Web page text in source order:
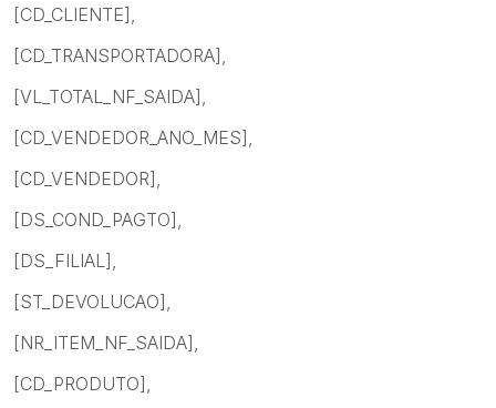
[CD_CLIENTE],
[CD_TRANSPORTADORA],
[VL_TOTAL_NF_SAIDA],
[CD_VENDEDOR_ANO_MES],
[CD_VENDEDOR],
[DS_COND_PAGTO],
[DS_FILIAL],
[ST_DEVOLUCAO],
[NR_ITEM_NF_SAIDA],
[CD_PRODUTO],